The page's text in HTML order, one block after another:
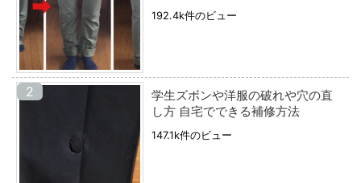
192.4k件のビュー
学生ズボンや洋服の破れや穴の直
し方 自宅でできる補修方法
147.1k件のビュー